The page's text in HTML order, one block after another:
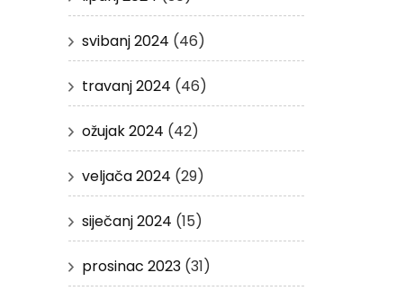
svibanj 2024 (46)
travanj 2024 (46)
ožujak 2024 (42)
veljača 2024 (29)
siječanj 2024 (15)
prosinac 2023(31)